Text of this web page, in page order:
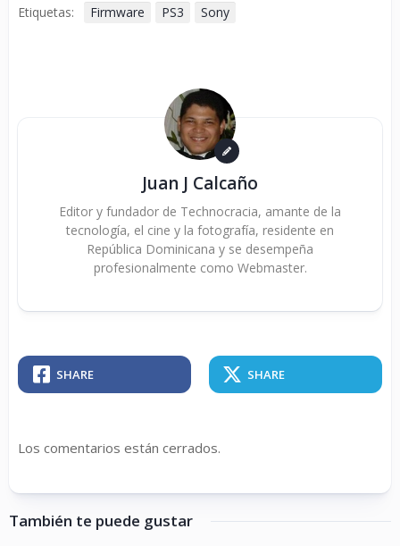
Etiquetas: Firmware PS3 Sony
Juan J Calcaño
Editor y fundador de Technocracia, amante de la
tecnología, el cine y la fotografía, residente en
República Dominicana y se desempeña
profesionalmente como Webmaster.
SHARE SHARE
Los comentarios están cerrados.
También te puede gustar